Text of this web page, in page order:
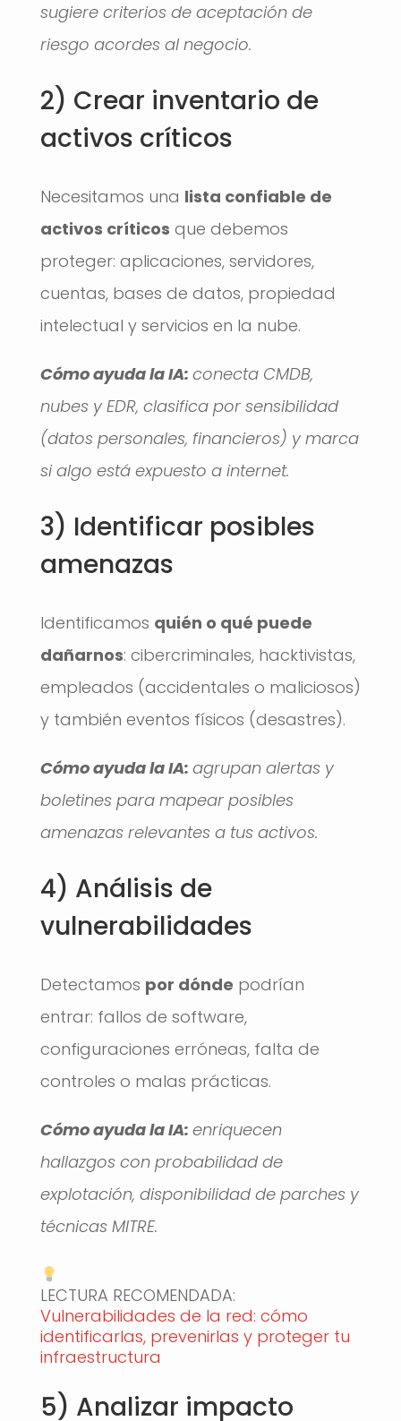
sugiere criterios de aceptación de
riesgo acordes al negocio.
2) Crear inventario de
activos críticos
Necesitamos una lista confiable de
activos críticos que debemos
proteger: aplicaciones, servidores,
cuentas, bases de datos, propiedad
intelectual y servicios en la nube.
Cómo ayuda la IA: conecta CMDB,
nubes y EDR, clasifica por sensibilidad
(datos personales, financieros) y marca
si algo está expuesto a internet.
3) Identificar posibles
amenazas
Identificamos quién o qué puede
dañarnos: cibercriminales, hacktivistas,
empleados (accidentales o maliciosos)
y también eventos físicos (desastres).
Cómo ayuda la IA: agrupan alertas y
boletines para mapear posibles
amenazas relevantes a tus activos.
4) Análisis de
vulnerabilidades
Detectamos por dónde podrían
entrar: fallos de software,
configuraciones erróneas, falta de
controles o malas prácticas.
Cómo ayuda la IA: enriquecen
hallazgos con probabilidad de
explotación, disponibilidad de parches y
técnicas MITRE.
LECTURA RECOMENDADA:
Vulnerabilidades de la red: cómo
identificarlas, prevenirlas y proteger tu
infraestructura
5) Analizar impacto